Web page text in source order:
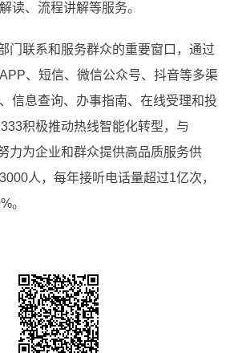
读、流程讲解等服务。
门联系和服务群众的重要窗口，通过
、短信、微信公众号、抖音等多渠
信息查询、办事指南、在线受理和投
积极推动热线智能化转型，与
力为企业和群众提供高品质服务供
人，每年接听电话量超过1亿次，
。